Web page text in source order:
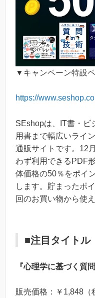
▼キャンペーン特設
https://
SEshopは、IT書・ビ
⽤書まで幅広いライ
通販サイトです。12
わず利用できるPDF
体価格の50％をポイ
します。貯まったポ
回のお買い物から使え
■注目タイトル
『心理学に基づく質
販売価格：￥1,848